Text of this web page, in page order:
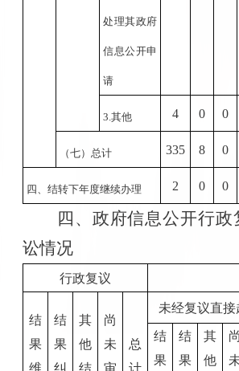
处理其政府
信息公开申
请
3. 其他 4 0 0
（七）总计 335 8 0
四、结转下年度继续办理 2 0 0
四、政府信息公开行政
讼情况
行政复议
结
果
维
结
果
纠
其
他
结
尚
未
审
总
计
未经复议直接
结
果
结
果
其
他
尚